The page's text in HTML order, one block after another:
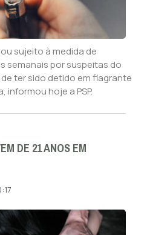
sujeito à medida de
semanais por suspeitas do
ter sido detido em flagrante
informou hoje a PSP.
DE 21 ANOS EM